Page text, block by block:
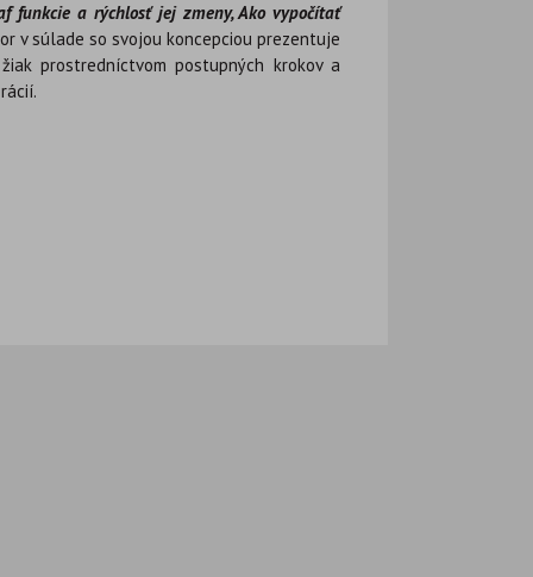
funkcie a rýchlosť jej zmeny, Ako vypočítať
v súlade so svojou koncepciou prezentuje
prostredníctvom postupných krokov a